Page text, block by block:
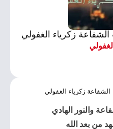
زكرياء الغفولي
زكرياء الغفولي
والنور الهادي
من بعد الله